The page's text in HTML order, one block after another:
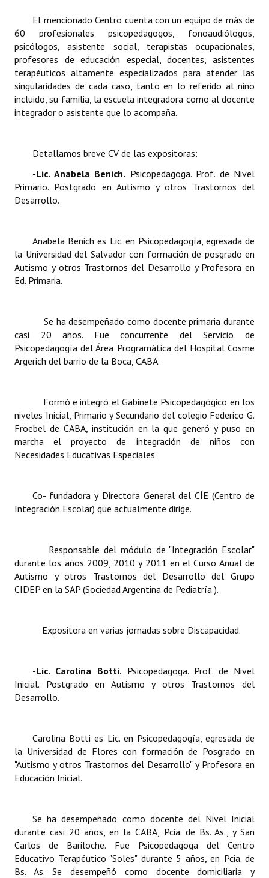
El mencionado Centro cuenta con un equipo de más de
60 profesionales psicopedagogos, fonoaudiólogos,
psicólogos, asistente social, terapistas ocupacionales,
profesores de educación especial, docentes, asistentes
terapéuticos altamente especializados para atender las
singularidades de cada caso, tanto en lo referido al niño
incluido, su familia, la escuela integradora como al docente
integrador o asistente que lo acompaña.
Detallamos breve CV de las expositoras:
-Lic. Anabela Benich. Psicopedagoga. Prof. de Nivel
Primario. Postgrado en Autismo y otros Trastornos del
Desarrollo.
Anabela Benich es Lic. en Psicopedagogía, egresada de
la Universidad del Salvador con formación de posgrado en
Autismo y otros Trastornos del Desarrollo y Profesora en
Ed. Primaria.
Se ha desempeñado como docente primaria durante
casi 20 años. Fue concurrente del Servicio de
Psicopedagogía del Área Programática del Hospital Cosme
Argerich del barrio de la Boca, CABA.
Formó e integró el Gabinete Psicopedagógico en los
niveles Inicial, Primario y Secundario del colegio Federico G.
Froebel de CABA, institución en la que generó y puso en
marcha el proyecto de integración de niños con
Necesidades Educativas Especiales.
Co- fundadora y Directora General del CÍE (Centro de
Integración Escolar) que actualmente dirige.
Responsable del módulo de "Integración Escolar"
durante los años 2009, 2010 y 2011 en el Curso Anual de
Autismo y otros Trastornos del Desarrollo del Grupo
CIDEP en la SAP (Sociedad Argentina de Pediatría ).
Expositora en varias jornadas sobre Discapacidad.
-Lic. Carolina Botti. Psicopedagoga. Prof. de Nivel
Inicial. Postgrado en Autismo y otros Trastornos del
Desarrollo.
Carolina Botti es Lic. en Psicopedagogía, egresada de
la Universidad de Flores con formación de Posgrado en
"Autismo y otros Trastornos del Desarrollo" y Profesora en
Educación Inicial.
Se ha desempeñado como docente del Nivel Inicial
durante casi 20 años, en la CABA, Pcia. de Bs. As., y San
Carlos de Bariloche. Fue Psicopedagoga del Centro
Educativo Terapéutico "Soles" durante 5 años, en Pcia. de
Bs. As. Se desempeñó como docente domiciliaria y